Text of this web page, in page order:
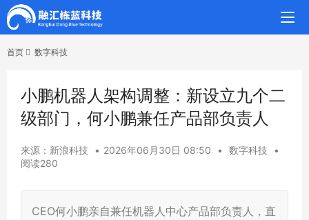
首页 数字科技
小鹏机器人架构调整：新设立九个二
级部门，何小鹏兼任产品部负责人
来源：新浪科技 • 2026年06月30日 08:50 • 数字科技
•
阅读280
CEO何小鹏亲自兼任机器人中心产品部负责人，直